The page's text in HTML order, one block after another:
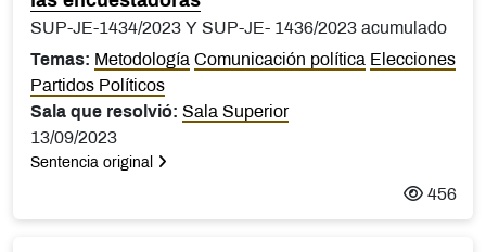
SUP-JE-1434/2023 Y SUP-JE- 1436/2023 acumulado
Temas: Metodología Comunicación política Elecciones
Partidos Políticos
Sala que resolvió: Sala Superior
13/09/2023
Sentencia original
456